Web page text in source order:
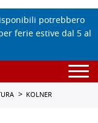
potrebbero
ferie estive dal 5 al
KOLNER